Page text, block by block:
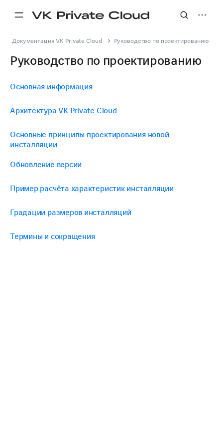
Документация VK Private Cloud Руководство по проектированию
Руководство по проектированию
Основная информация
Архитектура VK Private Cloud
Основные принципы проектирования новой
инсталляции
Обновление версии
Пример расчёта характеристик инсталляции
Градации размеров инсталляций
Термины и сокращения